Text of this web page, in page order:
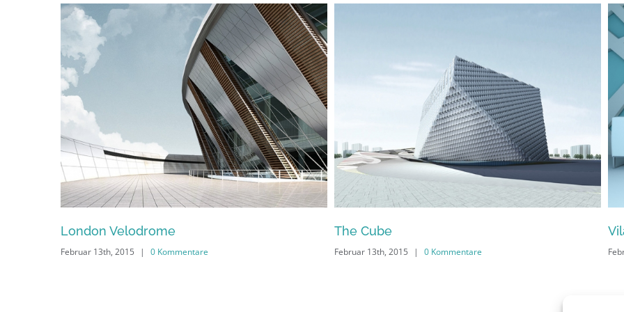
The Cube
Februar 13th, 2015 | 0 Kommentare
Vila Olímpica
Februar 13th, 2015 | 0 Kommentare